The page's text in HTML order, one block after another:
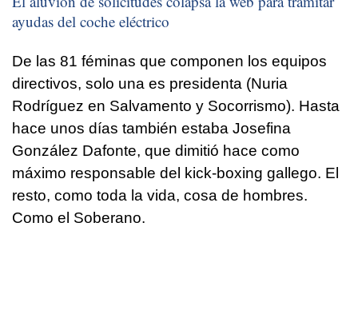
ayudas del coche eléctrico
De las 81 féminas que componen los equipos
directivos, solo una es presidenta (Nuria
Rodríguez en Salvamento y Socorrismo). Hasta
hace unos días también estaba Josefina
González Dafonte, que dimitió hace como
máximo responsable del kick-boxing gallego. El
resto, como toda la vida, cosa de hombres.
Como el Soberano.